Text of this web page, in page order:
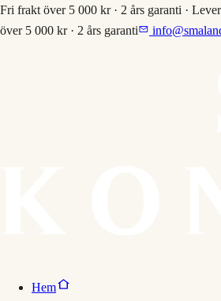
Fri frakt över 5 000 kr · 2 års garanti ·
över 5 000 kr · 2 års garanti
Hem